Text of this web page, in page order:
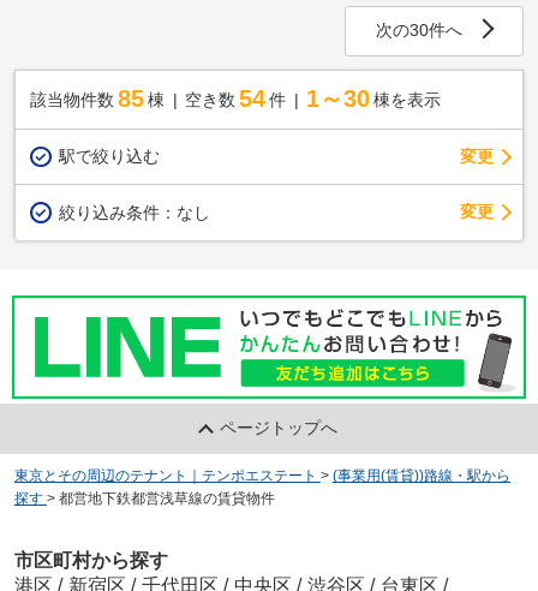
次の30件へ
該当物件数 85棟 空き数 54 件 1～30 棟を表示
駅で絞り込む 変更
絞り込み条件： なし 変更
ページトップへ
東京とその周辺のテナント｜テンポエステート > (事業用(賃貸))路線・駅から
探す > 都営地下鉄都営浅草線の賃貸物件
市区町村から探す
港区 / 新宿区 / 千代田区 / 中央区 / 渋谷区 / 台東区 /